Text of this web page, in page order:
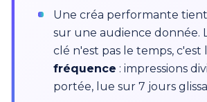
Une créa performante tient
sur une audience donnée.
clé n'est pas le temps, c'est
fréquence : impressions
portée, lue sur 7 jours